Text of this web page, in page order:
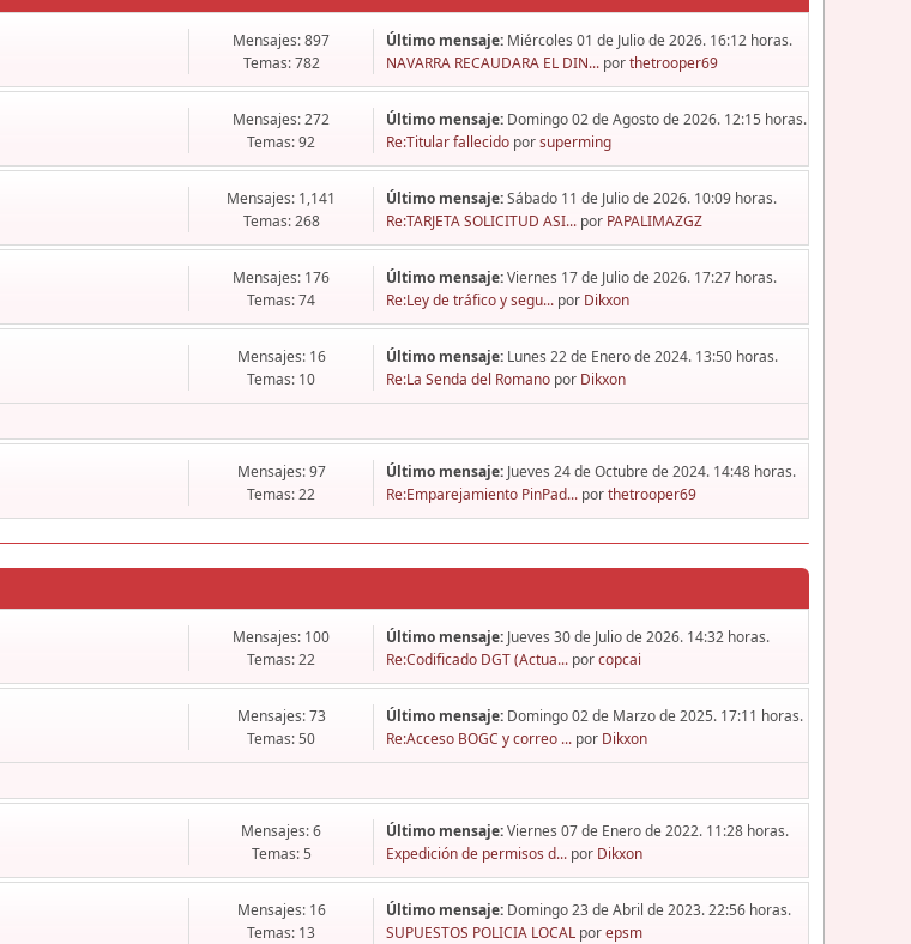
Mensajes: 897
Temas: 782
Último mensaje: Miércoles 01 de Julio de 2026. 16:12 horas.
NAVARRA RECAUDARA EL DIN... porthetrooper69
Mensajes: 272
Temas: 92
Último mensaje: Domingo 02 de Agosto de 2026. 12:15 horas.
Re:Titular fallecido porsuperming
Mensajes: 1,141
Temas: 268
Último mensaje:Sábado 11 de Julio de 2026. 10:09 horas.
Re:TARJETA SOLICITUD ASI... por PAPALIMAZGZ
Mensajes: 176
Temas: 74
Último mensaje:Viernes 17 de Julio de 2026. 17:27 horas.
Re:Ley de tráfico y segu... por Dikxon
Mensajes: 16
Temas: 10
Último mensaje: Lunes 22 de Enero de 2024. 13:50 horas.
Re:La Senda del Romano por Dikxon
Mensajes: 97
Temas: 22
Último mensaje: Jueves 24 de Octubre de 2024. 14:48 horas.
Re:Emparejamiento PinPad... porthetrooper69
Mensajes: 100
Temas: 22
Último mensaje: Jueves 30 de Julio de 2026. 14:32 horas.
Re:Codificado DGT (Actua... porcopcai
Mensajes: 73
Temas: 50
Último mensaje: Domingo 02 de Marzo de 2025. 17:11 horas.
Re:Acceso BOGC y correo ... por Dikxon
Mensajes: 6
Temas: 5
Último mensaje:Viernes 07 de Enero de 2022. 11:28 horas.
Expedición de permisos d... por Dikxon
Mensajes: 16
Temas: 13
Último mensaje: Domingo 23 de Abril de 2023. 22:56 horas.
SUPUESTOS POLICIA LOCAL porepsm